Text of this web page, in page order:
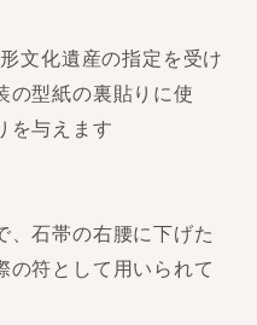
文化遺産の指定を受け
の型紙の裏貼りに使
を与えます
、石帯の右腰に下げた
の符として用いられて